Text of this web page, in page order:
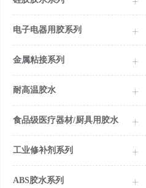
电子电器用胶系列
金属粘接系列
耐高温胶水
食品级医疗器材/厨具用胶水
工业修补剂系列
ABS胶水系列